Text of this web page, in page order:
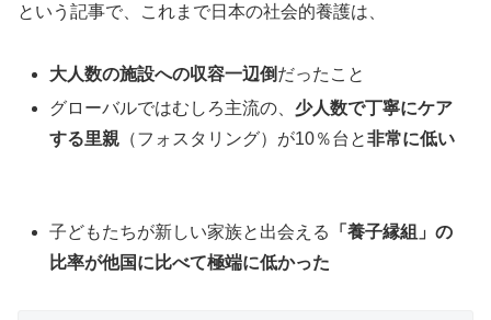
という記事で、これまで日本の社会的養護は、
大人数の施設への収容一辺倒だったこと
グローバルではむしろ主流の、 少人数で丁寧にケア
する里親 （フォスタリング）が10％台と非常に低い
子どもたちが新しい家族と出会える
「養子縁組」の
比率が他国に比べて極端に低かった